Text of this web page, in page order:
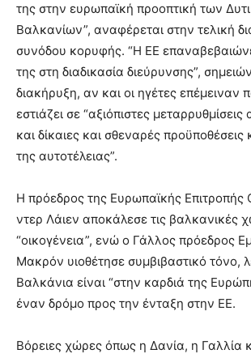
της στην ευρωπαϊκή προοπτική των
Βαλκανίων”, αναφέρεται στην τελική
συνόδου κορυφής. “Η ΕΕ
της στη διαδικασία διεύρυνσης”,
διακήρυξη, αν και οι ηγέτες
εστιάζει σε “αξιόπιστες
και δίκαιες και σθεναρές
της αυτοτέλειας”.
Η πρόεδρος της Ευρωπαϊκής
ντερ Λάιεν αποκάλεσε τις βαλκανικές
“οικογένεια”, ενώ ο Γάλλος πρόεδρος
Μακρόν υιοθέτησε συμβιβαστικό τόνο,
Βαλκάνια είναι “στην καρδιά της
έναν δρόμο προς την ένταξη στην ΕΕ.
Βόρειες χώρες όπως η Δανία, η Γαλλία